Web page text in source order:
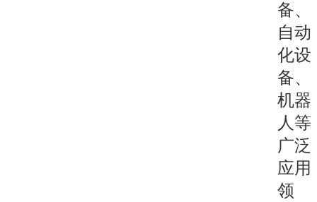
备、
自动
化设
备、
机器
人等
广泛
应用
领